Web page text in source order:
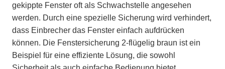
gekippte Fenster oft als Schwachstelle angesehen
werden. Durch eine spezielle Sicherung wird verhindert,
dass Einbrecher das Fenster einfach aufdrücken
können. Die Fenstersicherung 2-flügelig braun ist ein
Beispiel für eine effiziente Lösung, die sowohl